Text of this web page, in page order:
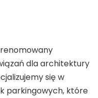
dla architektury
się w
parkingowych, które